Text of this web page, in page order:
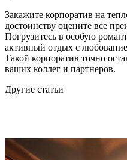
Закажите корпоратив на
достоинству оцените все
Погрузитесь в особую
активный отдых с
Такой корпоратив точно
ваших коллег и партнеров.
Другие статьи